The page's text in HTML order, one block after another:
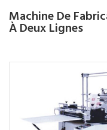
Machine De
À Deux Lignes